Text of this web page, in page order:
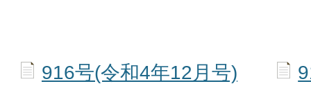
916号(令和4年12月号)